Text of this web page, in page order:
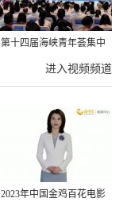
第十四届海峡青年荟集中
阶段活动在福州举行
进入视频频道
2023年中国金鸡百花电影